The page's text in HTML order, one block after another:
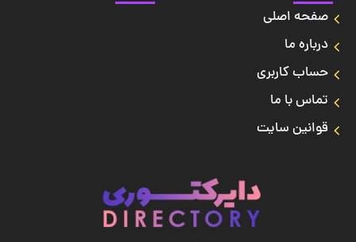
صفحه اصلی
درباره ما
حساب کاربری
تماس با ما
قوانین سایت